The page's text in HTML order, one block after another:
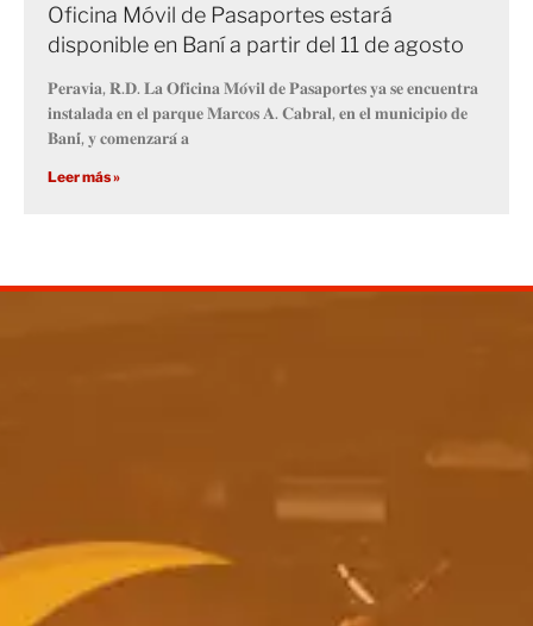
Oficina Móvil de Pasaportes estará
disponible en Baní a partir del 11 de agosto
𝐏𝐞𝐫𝐚𝐯𝐢𝐚, 𝐑.𝐃. 𝐋𝐚 𝐎𝐟𝐢𝐜𝐢𝐧𝐚 𝐌𝐨́𝐯𝐢𝐥 𝐝𝐞 𝐏𝐚𝐬𝐚𝐩𝐨𝐫𝐭𝐞𝐬 𝐲𝐚 𝐬𝐞 𝐞𝐧𝐜𝐮𝐞𝐧𝐭𝐫𝐚
𝐢𝐧𝐬𝐭𝐚𝐥𝐚𝐝𝐚 𝐞𝐧 𝐞𝐥 𝐩𝐚𝐫𝐪𝐮𝐞 𝐌𝐚𝐫𝐜𝐨𝐬 𝐀. 𝐂𝐚𝐛𝐫𝐚𝐥, 𝐞𝐧 𝐞𝐥 𝐦𝐮𝐧𝐢𝐜𝐢𝐩𝐢𝐨 𝐝𝐞
𝐁𝐚𝐧𝐢́, 𝐲 𝐜𝐨𝐦𝐞𝐧𝐳𝐚𝐫𝐚́ 𝐚
Leer más »